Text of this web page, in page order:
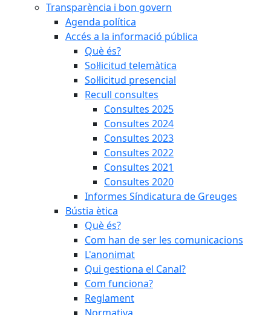
Transparència i bon govern
Agenda política
Accés a la informació pública
Què és?
Sol·licitud telemàtica
Sol·licitud presencial
Recull consultes
Consultes 2025
Consultes 2024
Consultes 2023
Consultes 2022
Consultes 2021
Consultes 2020
Informes Síndicatura de Greuges
Bústia ètica
Què és?
Com han de ser les comunicacions
L'anonimat
Qui gestiona el Canal?
Com funciona?
Reglament